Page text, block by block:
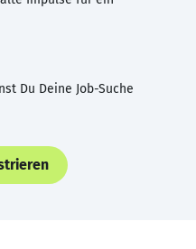
Du Deine Job-Suche